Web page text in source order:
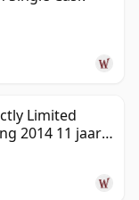
Limited
2014 11 jaar